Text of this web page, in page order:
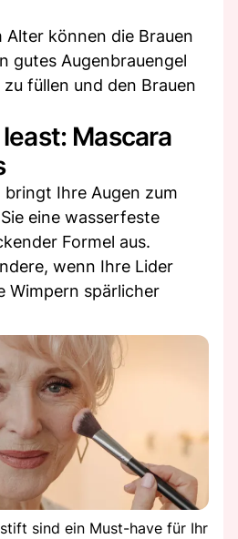
Alter können die Brauen
gutes Augenbrauengel
füllen und den Brauen
Mascara
bringt Ihre Augen zum
eine wasserfeste
Formel aus.
wenn Ihre Lider
Wimpern spärlicher
sind ein Must-have für Ihr